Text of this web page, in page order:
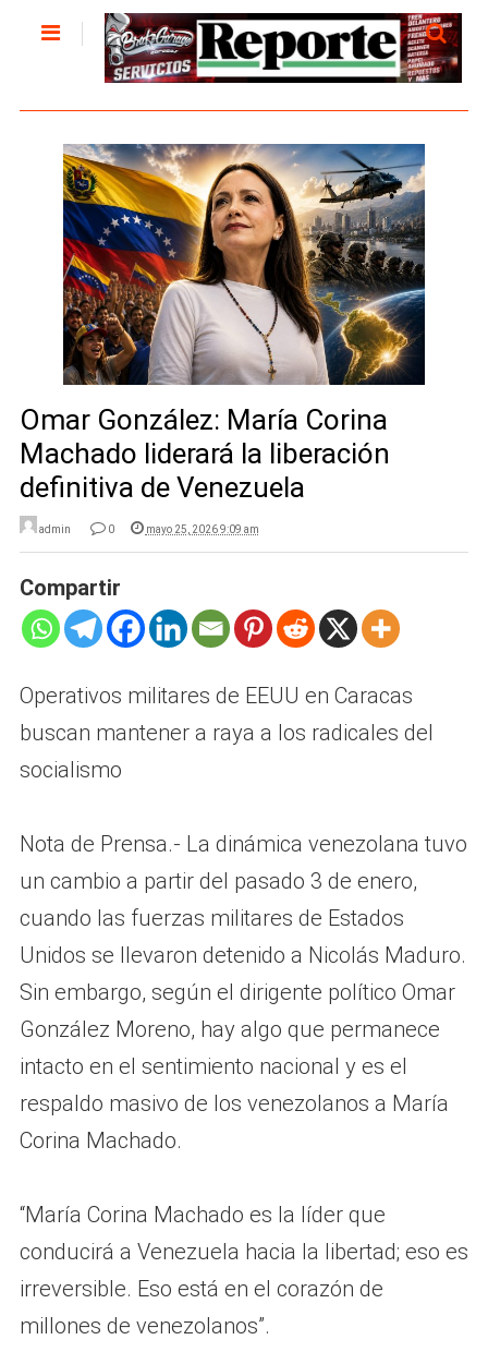
Omar González: María Corina
Machado liderará la liberación
definitiva de Venezuela
admin 0 mayo 25, 2026 9:09 am
Compartir
Operativos militares de EEUU en Caracas
buscan mantener a raya a los radicales del
socialismo
Nota de Prensa.- La dinámica venezolana tuvo
un cambio a partir del pasado 3 de enero,
cuando las fuerzas militares de Estados
Unidos se llevaron detenido a Nicolás Maduro.
Sin embargo, según el dirigente político Omar
González Moreno, hay algo que permanece
intacto en el sentimiento nacional y es el
respaldo masivo de los venezolanos a María
Corina Machado.
“María Corina Machado es la líder que
conducirá a Venezuela hacia la libertad; eso es
irreversible. Eso está en el corazón de
millones de venezolanos”.